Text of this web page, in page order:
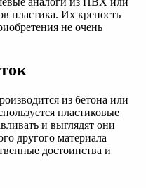
пластика. Их крепость
не очень
из бетона или
пластиковые
и выглядят они
другого материала
достоинства и